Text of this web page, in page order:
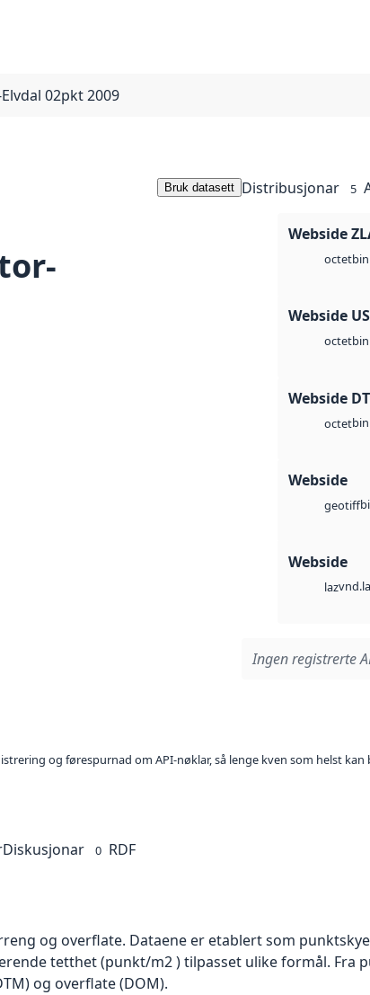
02pkt 2009
Bruk datasett Distribusjonar 5
Webside
octetbin
Webside
octetbin
Webside
octetbin
Webside
geotiff
Webside
laz
Ingen registrerte
og førespurnad om API-nøklar, så lenge kven som helst
Diskusjonar 0 RDF
og overflate. Dataene er etablert som
tetthet (punkt/m2 ) tilpasset ulike formål. Fra
og overflate (DOM).